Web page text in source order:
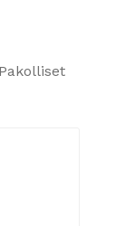
Pakolliset